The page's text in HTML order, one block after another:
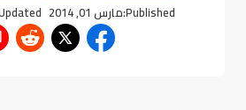
Published:مارس 01, 2014